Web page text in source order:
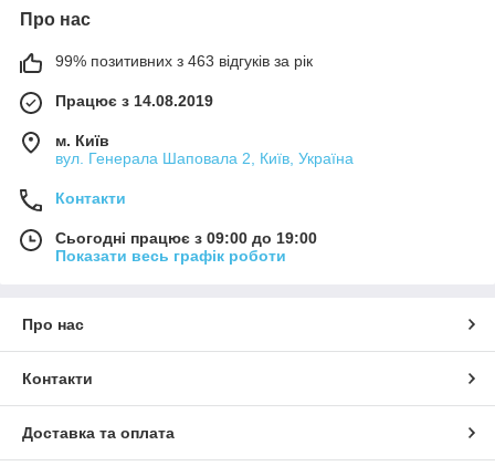
Про нас
99% позитивних з 463 відгуків за рік
Працює з 14.08.2019
м. Київ
вул. Генерала Шаповала 2, Київ, Україна
Контакти
Сьогодні працює з 09:00 до 19:00
Показати весь графік роботи
Про нас
Контакти
Доставка та оплата